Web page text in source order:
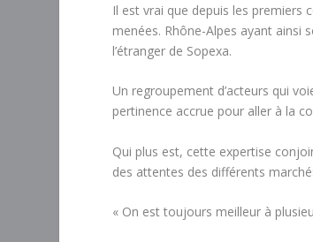
Il est vrai que depuis les premiers
menées. Rhône-Alpes ayant ainsi
l’étranger de Sopexa.
Un regroupement d’acteurs qui
pertinence accrue pour aller à la
Qui plus est, cette expertise
des attentes des différents
« On est toujours meilleur à